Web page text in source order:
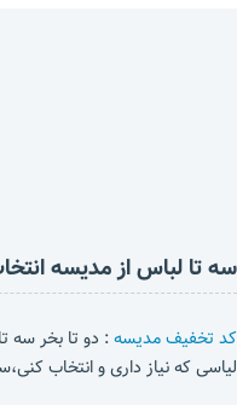
سه تا لباس از مدیسه
کد تخفیف مدیسه: دو تا بخر سه
لیاسی که نیاز داری و انتخاب